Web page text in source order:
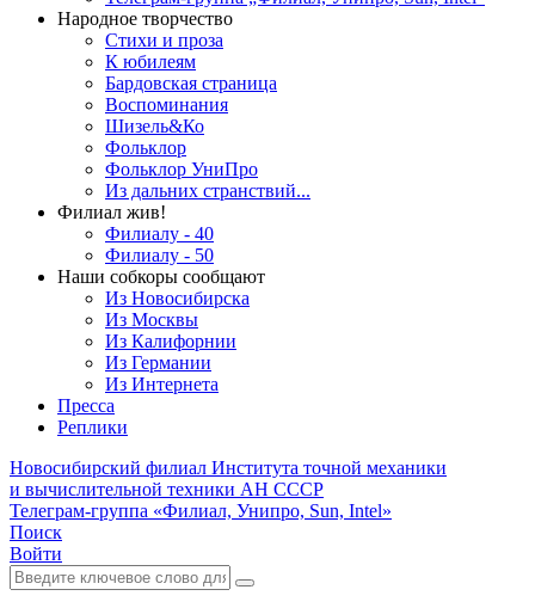
Народное творчество
Стихи и проза
К юбилеям
Бардовская страница
Воспоминания
Шизель&Ко
Фольклор
Фольклор УниПро
Из дальних странствий...
Филиал жив!
Филиалу - 40
Филиалу - 50
Наши собкоры сообщают
Из Новосибирска
Из Москвы
Из Калифорнии
Из Германии
Из Интернета
Пресса
Реплики
Новосибирский филиал Института точной механики
и вычислительной техники АН СССР
Телеграм-группа «Филиал, Унипро, Sun, Intel»
Поиск
Войти